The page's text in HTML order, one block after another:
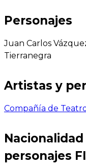
Personajes
Juan Carlos
Tierranegra
Artistas y
Compañía de
personajes